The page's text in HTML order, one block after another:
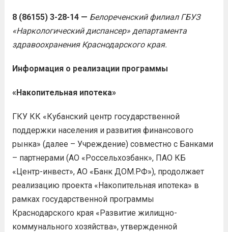
8 (86155) 3-28-14 — Белореченский филиал ГБУЗ
«Наркологический диспансер» департамента
здравоохранения Краснодарского края.
Информация о реализации программы
«Накопительная ипотека»
ГКУ КК «Кубанский центр государственной
поддержки населения и развития финансового
рынка» (далее – Учреждение) совместно с Банками
– партнерами (АО «Россельхозбанк», ПАО КБ
«Центр-инвест», АО «Банк ДОМ.РФ»), продолжает
реализацию проекта «Накопительная ипотека» в
рамках государственной программы
Краснодарского края «Развитие жилищно-
коммунального хозяйства», утвержденной